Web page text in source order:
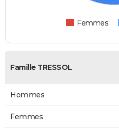
Femmes
Famille TRESSOL
Hommes
Femmes